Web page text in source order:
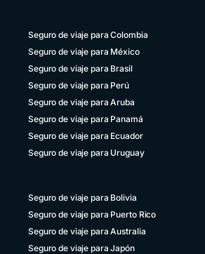
Seguro de viaje para Colombia
Seguro de viaje para México
Seguro de viaje para Brasil
Seguro de viaje para Perú
Seguro de viaje para Aruba
Seguro de viaje para Panamá
Seguro de viaje para Ecuador
Seguro de viaje para Uruguay
Seguro de viaje para Bolivia
Seguro de viaje para Puerto Rico
Seguro de viaje para Australia
Seguro de viaje para Japón